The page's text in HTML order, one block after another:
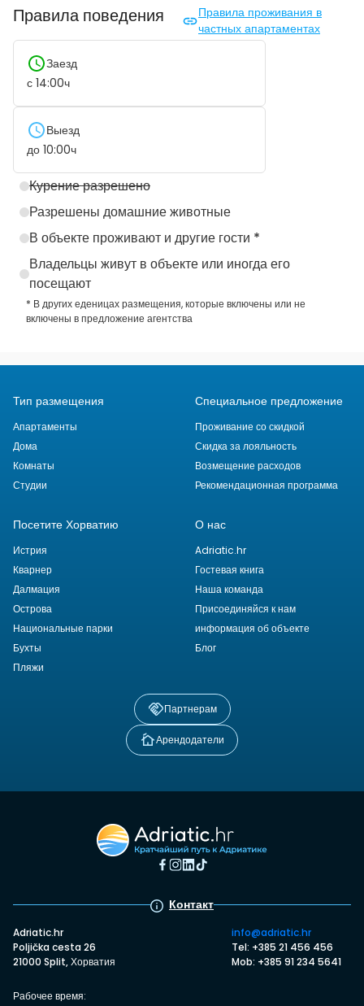
Правила поведения
Правила проживания в
частных апартаментах
Заезд
с 14:00ч
Выезд
до 10:00ч
Курение разрешено
Разрешены домашние животные
В объекте проживают и другие гости *
Владельцы живут в объекте или иногда его
посещают
* В других еденицах размещения, которые включены или не
включены в предложение агентства
Тип размещения
Апартаменты
Дома
Комнаты
Студии
Специальное предложение
Проживание со скидкой
Скидка за лояльность
Возмещение расходов
Рекомендационная программа
Посетите Хорватию
Истрия
Кварнер
Далмация
Острова
Национальные парки
Бухты
Пляжи
О нас
Adriatic.hr
Гостевая книга
Наша команда
Присоединяйся к нам
информация об объекте
Блог
Партнерам
Арендодатели
Контакт
Adriatic.hr
Poljička cesta 26
21000 Split, Хорватия
info@adriatic.hr
Tel: +385 21 456 456
Mob: +385 91 234 5641
Рабочее время: